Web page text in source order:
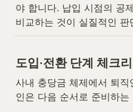
야 합니다. 납입 시점의 공
비교하는 것이 실질적인 판
도입·전환 단계 체크
사내 충당금 체제에서 퇴
인은 다음 순서로 준비하는